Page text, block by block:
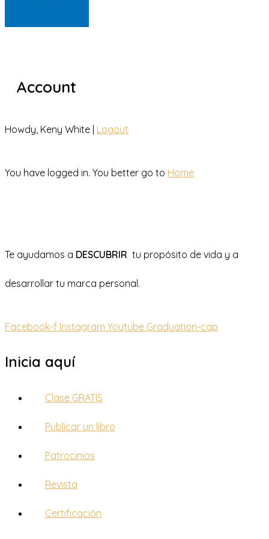
Account
Howdy, Keny White | Logout
You have logged in. You better go to Home
Te ayudamos a DESCUBRIR tu propósito de vida y a
desarrollar tu marca personal.
Facebook-f Instagram Youtube Graduation-cap
Inicia aquí
Clase GRATIS
Publicar un libro
Patrocinios
Revista
Certificación